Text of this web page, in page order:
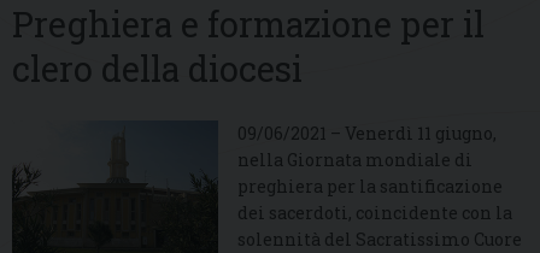
Preghiera e formazione per il
clero della diocesi
09/06/2021 – Venerdì 11 giugno,
nella Giornata mondiale di
preghiera per la santificazione
dei sacerdoti, coincidente con la
solennità del Sacratissimo Cuore